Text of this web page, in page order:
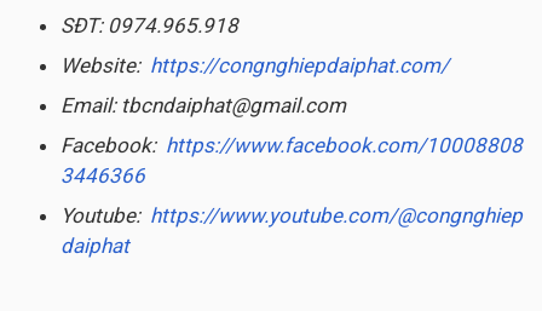
SĐT: 0974.965.918
Website: https://congnghiepdaiphat.com/
Email: tbcndaiphat@gmail.com
Facebook: https://www.facebook.com/10008808
3446366
Youtube: https://www.youtube.com/@congnghiep
daiphat